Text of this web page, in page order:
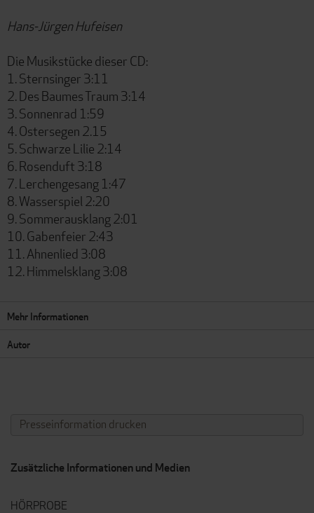
Hans-Jürgen Hufeisen
Die Musikstücke dieser CD:
1. Sternsinger 3:11
2. Des Baumes Traum 3:14
3. Sonnenrad 1:59
4. Ostersegen 2.15
5. Schwarze Lilie 2:14
6. Rosenduft 3:18
7. Lerchengesang 1:47
8. Wasserspiel 2:20
9. Sommerausklang 2:01
10. Gabenfeier 2:43
11. Ahnenlied 3:08
12. Himmelsklang 3:08
Mehr Informationen
Autor
Presseinformation drucken
Zusätzliche Informationen und Medien
HÖRPROBE